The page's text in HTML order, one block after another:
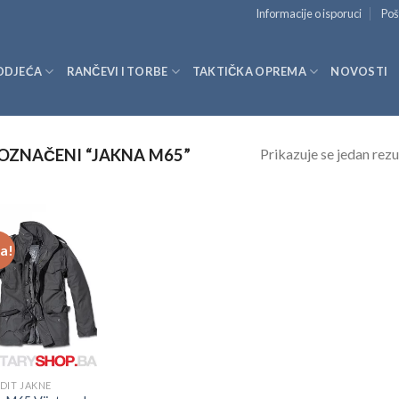
Informacije o isporuci
RANČEVI I TORBE TAKTIČKA OPREMA NOVOSTI
“JAKNA M65” Prikazuje se jedan
JAKNE